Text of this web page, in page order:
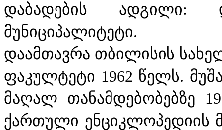
დაბადების ადგილი:
მუნიციპალიტეტი.
დაამთავრა თბილისის
ფაკულტეტი 1962 წელს.
მაღალ თანამდებობებზე
ქართული ენციკლოპედიის